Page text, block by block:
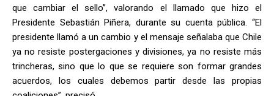
que cambiar el sello”, valorando el llamado que hizo el
Presidente Sebastián Piñera, durante su cuenta pública. “El
presidente llamó a un cambio y el mensaje señalaba que Chile
ya no resiste postergaciones y divisiones, ya no resiste más
trincheras, sino que lo que se requiere son formar grandes
acuerdos, los cuales debemos partir desde las propias